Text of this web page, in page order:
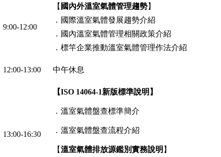
9:00-12:00
【國內外溫室氣體管理趨勢】
．國際溫室氣體發展趨勢介紹
．國內溫室氣體管理相關政策介紹
．標竿企業推動溫室氣體管理作法介紹
12:00-13:00 中午休息
13:00-16:30
【ISO 14064-1新版標準說明】
．溫室氣體盤查標準簡介
．溫室氣體盤查流程介紹
【溫室氣體排放源鑑別實務說明】